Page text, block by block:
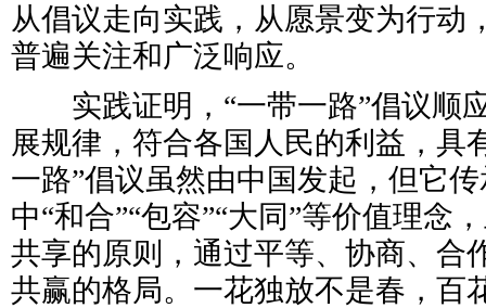
从倡议走向实践，从愿景变为行动
普遍关注和广泛响应。
实践证明，“一带一路”倡议顺
展规律，符合各国人民的利益，具
一路”倡议虽然由中国发起，但它
中“和合”“包容”“大同”等价值理念
共享的原则，通过平等、协商、合
共赢的格局。一花独放不是春，百